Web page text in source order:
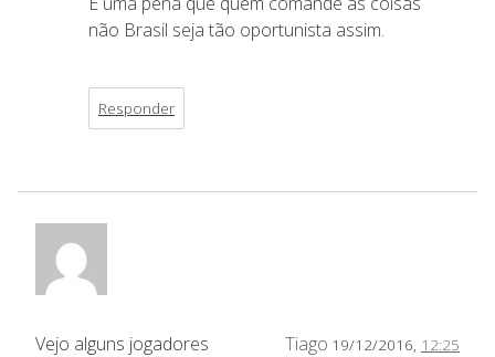
não Brasil seja tão oportunista assim.
Responder
Tiago 19/12/2016, 12:25
Vejo alguns jogadores